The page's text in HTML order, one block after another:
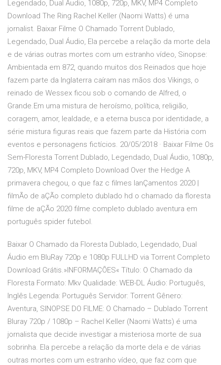
Legendado, Dual Áudio, 1080p, 720p, MKV, MP4 Completo
Download The Ring Rachel Keller (Naomi Watts) é uma
jornalist. Baixar Filme O Chamado Torrent Dublado,
Legendado, Dual Áudio, Ela percebe a relação da morte dela
e de várias outras mortes com um estranho vídeo, Sinopse:
Ambientada em 872, quando muitos dos Reinados que hoje
fazem parte da Inglaterra caíram nas mãos dos Vikings, o
reinado de Wessex ficou sob o comando de Alfred, o
Grande.Em uma mistura de heroísmo, política, religião,
coragem, amor, lealdade, e a eterna busca por identidade, a
série mistura figuras reais que fazem parte da História com
eventos e personagens fictícios. 20/05/2018 · Baixar Filme Os
Sem-Floresta Torrent Dublado, Legendado, Dual Áudio, 1080p,
720p, MKV, MP4 Completo Download Over the Hedge A
primavera chegou, o que faz c filmes lanÇamentos 2020 |
filmÃo de aÇÃo completo dublado hd o chamado da floresta
filme de aÇÃo 2020 filme completo dublado aventura em
português spider futebol.
Baixar O Chamado da Floresta Dublado, Legendado, Dual
Áudio em BluRay 720p e 1080p FULLHD via Torrent Completo
Download Grátis.»INFORMAÇÕES« Título: O Chamado da
Floresta Formato: Mkv Qualidade: WEB-DL Áudio: Português,
Inglês Legenda: Português Servidor: Torrent Gênero:
Aventura, SINOPSE DO FILME: O Chamado – Dublado Torrent
Bluray 720p / 1080p – Rachel Keller (Naomi Watts) é uma
jornalista que decide investigar a misteriosa morte de sua
sobrinha. Ela percebe a relação da morte dela e de várias
outras mortes com um estranho vídeo, que faz com que